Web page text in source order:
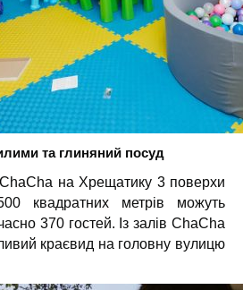
та глиняний посуд
на Хрещатику 3 поверхи
квадратних метрів можуть
370 гостей. Із залів ChaCha
краєвид на головну вулицю